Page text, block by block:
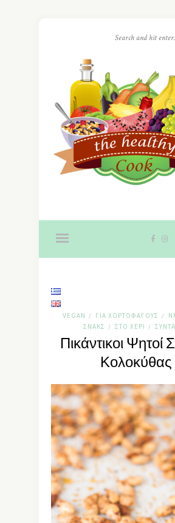
VEGAN / ΓΙΑ ΧΟΡΤΟΦΆΓΟΥΣ /
ΣΝΑΚΣ / ΣΤΟ ΧΈΡΙ /
Πικάντικοι Ψητοί
Κολοκύθας